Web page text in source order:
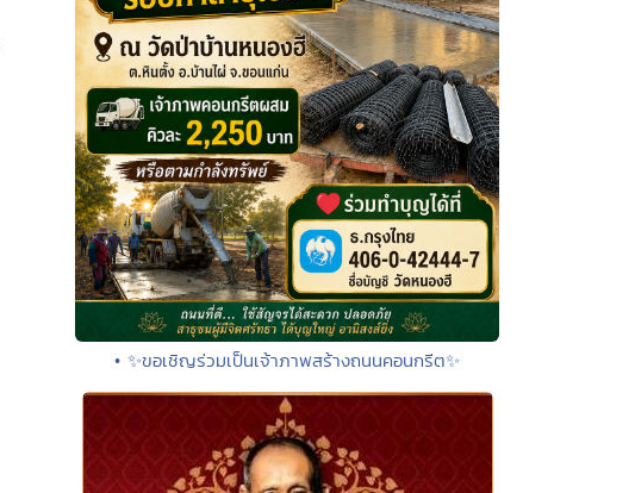
• ✨ขอเชิญร่วมเป็นเจ้าภาพสร้างถนนคอนกรีต✨